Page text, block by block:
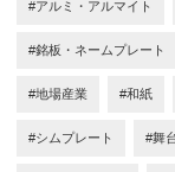
#アルミ・アルマイト
#銘板・ネームプレート
#地場産業 #和紙
#シムプレート #舞